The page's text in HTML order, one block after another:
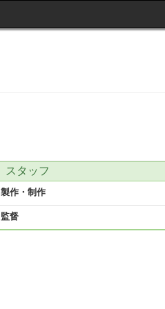
スタッフ
製作・制作
監督